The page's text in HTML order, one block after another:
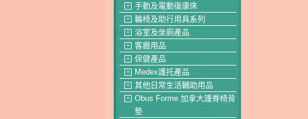
＋ 手動及電動復康床
＋ 輪椅及助行用具系列
＋ 浴室及坐廁產品
＋ 客廳用品
＋ 保健產品
＋ Medex護托產品
＋ 其他日常生活輔助用品
＋
Obus Forme 加拿大護脊椅背
墊